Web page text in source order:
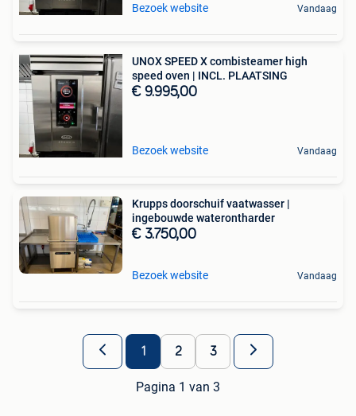
Bezoek website Vandaag
UNOX SPEED X combisteamer high
speed oven | INCL. PLAATSING
€ 9.995,00
Bezoek website Vandaag
Krupps doorschuif vaatwasser |
ingebouwde waterontharder
€ 3.750,00
Bezoek website Vandaag
1 2 3
Pagina 1 van 3